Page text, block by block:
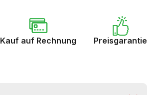
Kauf auf Rechnung Preisgarantie